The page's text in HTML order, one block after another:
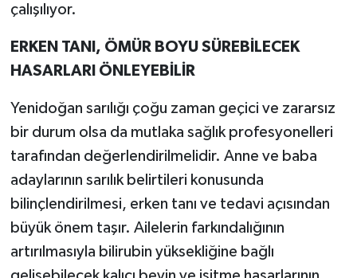
çalışılıyor.
ERKEN TANI, ÖMÜR BOYU SÜREBİLECEK
HASARLARI ÖNLEYEBİLİR
Yenidoğan sarılığı çoğu zaman geçici ve zararsız
bir durum olsa da mutlaka sağlık profesyonelleri
tarafından değerlendirilmelidir. Anne ve baba
adaylarının sarılık belirtileri konusunda
bilinçlendirilmesi, erken tanı ve tedavi açısından
büyük önem taşır. Ailelerin farkındalığının
artırılmasıyla bilirubin yüksekliğine bağlı